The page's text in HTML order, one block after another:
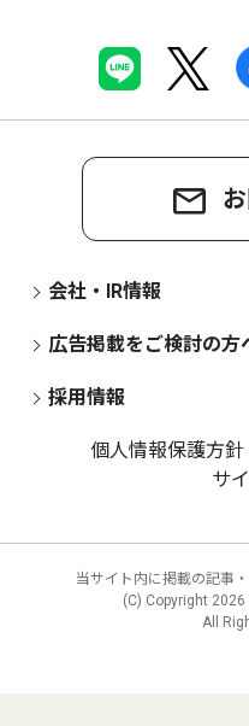
会社・IR情報
広告掲載をご検討の方
採用情報
個人情報保護方針
サ
当サイト内に掲載の記事
(C) Copyright 2026
All